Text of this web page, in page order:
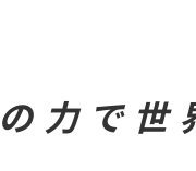
力で世